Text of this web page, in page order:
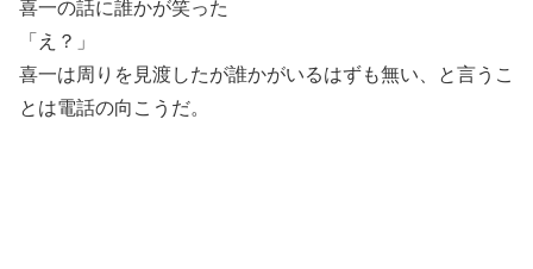
喜一の話に誰かが笑った
「え？」
喜一は周りを見渡したが誰かがいるはずも無い、と言うこ
とは電話の向こうだ。